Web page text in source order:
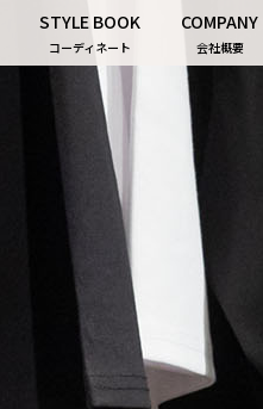
STYLE BOOK
コーディネート
COMPANY
会社概要